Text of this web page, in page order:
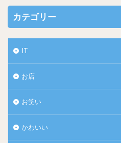
カテゴリー
IT
お店
お笑い
かわいい